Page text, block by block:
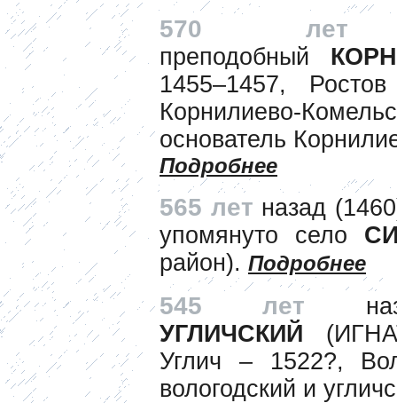
570
преподобный
1455–1457,
Корнилиево-
основатель
Подробнее
565 лет назад
упомянуто село
район). Подробнее
545 лет
УГЛИЧСКИЙ
Углич – 1522?,
вологодский и